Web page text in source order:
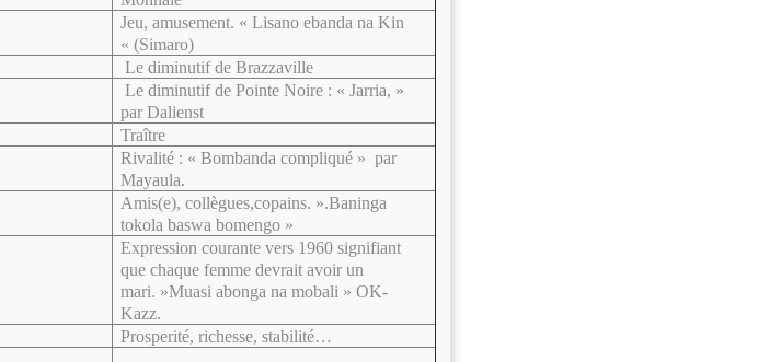
Jeu, amusement. « Lisano ebanda na Kin
« (Simaro)
Le diminutif de Brazzaville
Le diminutif de Pointe Noire : « Jarria, »
par Dalienst
Traître
Rivalité : « Bombanda compliqué » par
Mayaula.
Amis(e), collègues,copains. ».Baninga
tokola baswa bomengo »
Expression courante vers 1960 signifiant
que chaque femme devrait avoir un
mari. »Muasi abonga na mobali » OK-
Kazz.
Prosperité, richesse, stabilité…